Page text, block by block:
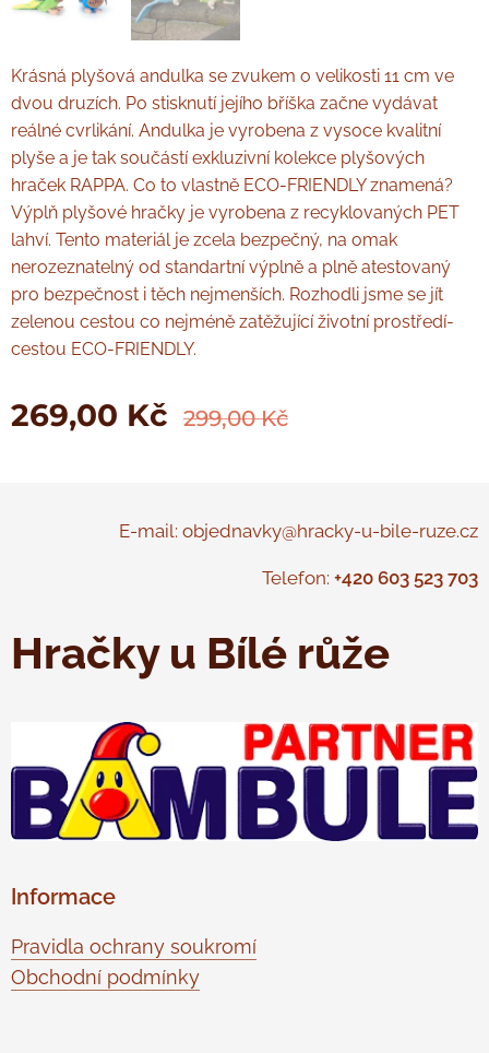
Krásná plyšová andulka se zvukem o velikosti 11 cm ve
dvou druzích. Po stisknutí jejího bříška začne vydávat
reálné cvrlikání. Andulka je vyrobena z vysoce kvalitní
plyše a je tak součástí exkluzivní kolekce plyšových
hraček RAPPA. Co to vlastně ECO-FRIENDLY znamená?
Výplň plyšové hračky je vyrobena z recyklovaných PET
lahví. Tento materiál je zcela bezpečný, na omak
nerozeznatelný od standartní výplně a plně atestovaný
pro bezpečnost i těch nejmenších. Rozhodli jsme se jít
zelenou cestou co nejméně zatěžující životní prostředí-
cestou ECO-FRIENDLY.
269,00 Kč 299,00Kč
E-mail: objednavky@hracky-u-bile-ruze.cz
Telefon: +420 603 523 703
Hračky u Bílé růže
Informace
Pravidla ochrany soukromí
Obchodní podmínky